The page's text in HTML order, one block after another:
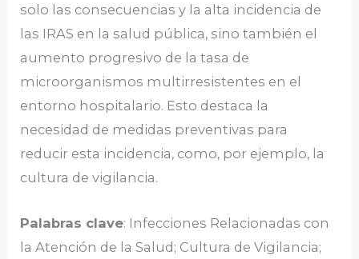
solo las consecuencias y la alta incidencia de
las IRAS en la salud pública, sino también el
aumento progresivo de la tasa de
microorganismos multirresistentes en el
entorno hospitalario. Esto destaca la
necesidad de medidas preventivas para
reducir esta incidencia, como, por ejemplo, la
cultura de vigilancia.
Palabras clave: Infecciones Relacionadas con
la Atención de la Salud; Cultura de Vigilancia;